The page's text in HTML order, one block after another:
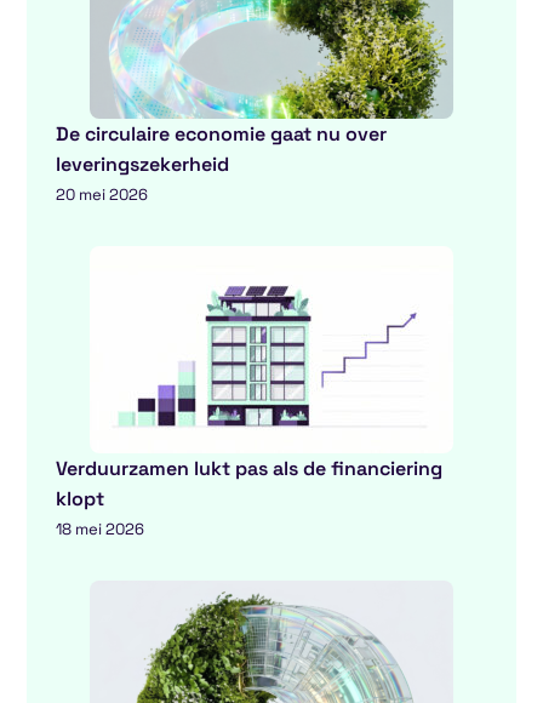
De circulaire economie gaat nu over
leveringszekerheid
20 mei 2026
Verduurzamen lukt pas als de financiering
klopt
18 mei 2026